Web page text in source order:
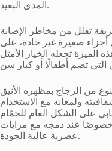
المدى البعيد.
تقلل من مخاطر الإصابة
صغيرة غير حادة، على
الميزة تجعله الخيار الأمثل
من الزجاج بمظهره الأنيق
ولمعانه مع الاستخدام
على الشكل العام للحمّام
عند دمجه مع مرايات
عصرية عالية الجودة.